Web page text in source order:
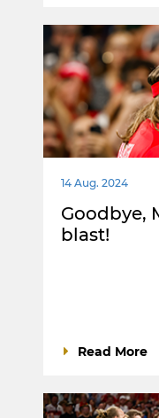
14 Aug. 2024
Goodbye,
blast!
Read More